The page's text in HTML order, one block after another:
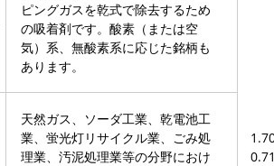
ピングガスを乾式で除去するため
の吸着剤です。酸素（または空
気）系、無酸素系に応じた銘柄も
あります。
天然ガス、ソーダ工業、乾電池工
業、蛍光灯リサイクル業、ごみ処
理業、汚泥処理業等の分野におけ